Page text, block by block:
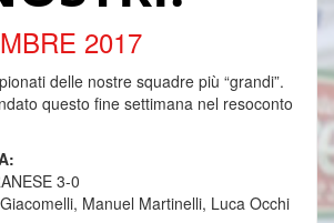
2017
delle nostre squadre più “grandi”.
questo fine settimana nel resoconto
3-0
Manuel Martinelli, Luca Occhi